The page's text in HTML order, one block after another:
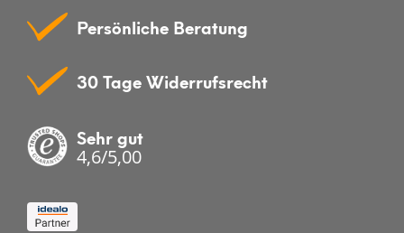
Persönliche Beratung
30 Tage Widerrufsrecht
Sehr gut
4,6/5,00